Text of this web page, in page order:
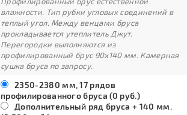
влажности. Тип рубки угловых соединений в
теплый угол. Между венцами бруса
прокладывается утеплитель Джут.
Перегородки выполняются из
профилированный брус 90х140 мм. Камерная
сушка бруса по запросу.
2350-2380 мм, 17 рядов
профилированного бруса (0 руб.)
Дополнительный ряд бруса + 140 мм.